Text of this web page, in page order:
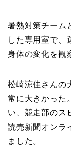
暑熱対策チーム
した専用室で、
身体の変化を観
松崎涼佳さんの
常に大きかった
い、競走部のス
読売新聞オンラ
ました。